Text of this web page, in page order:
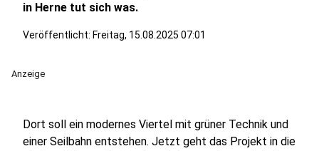
in Herne tut sich was.
Veröffentlicht: Freitag, 15.08.2025 07:01
Anzeige
Dort soll ein modernes Viertel mit grüner Technik und
einer Seilbahn entstehen. Jetzt geht das Projekt in die